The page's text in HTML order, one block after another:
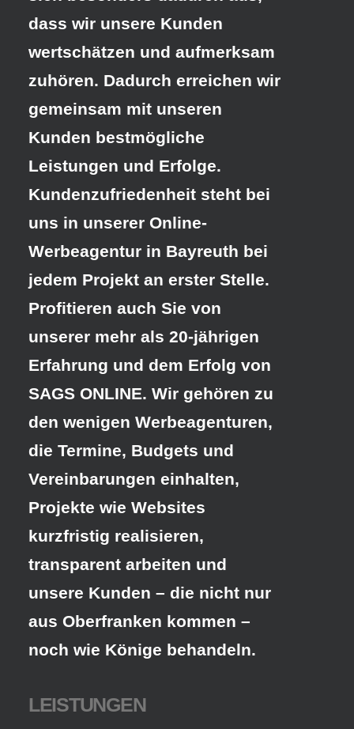
dass wir unsere Kunden
wertschätzen und aufmerksam
zuhören. Dadurch erreichen wir
gemeinsam mit unseren
Kunden bestmögliche
Leistungen und Erfolge.
Kundenzufriedenheit steht bei
uns in unserer Online-
Werbeagentur in Bayreuth bei
jedem Projekt an erster Stelle.
Profitieren auch Sie von
unserer mehr als 20-jährigen
Erfahrung und dem Erfolg von
SAGS ONLINE. Wir gehören zu
den wenigen Werbeagenturen,
die Termine, Budgets und
Vereinbarungen einhalten,
Projekte wie Websites
kurzfristig realisieren,
transparent arbeiten und
unsere Kunden – die nicht nur
aus Oberfranken kommen –
noch wie Könige behandeln.
LEISTUNGEN